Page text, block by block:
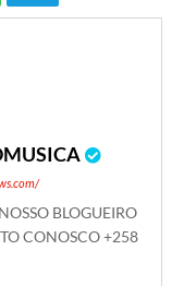
BLOGUEIRO
CONOSCO +258